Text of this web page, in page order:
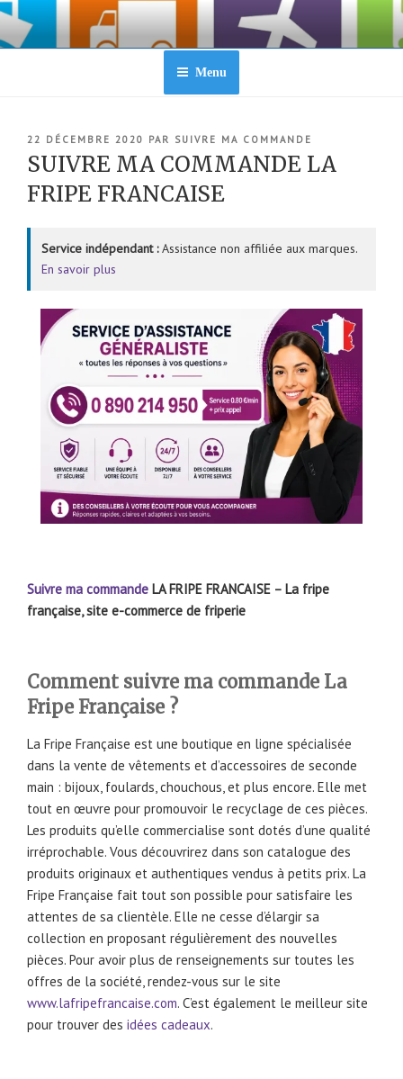
Aller
contenu
Menu
PUBLIÉ
LE
22 DÉCEMBRE 2020 PAR SUIVRE MA COMMANDE
SUIVRE MA COMMANDE LA
FRIPE FRANCAISE
Service indépendant :Assistance non affiliée aux marques.
En savoir plus
Suivre ma commande LA FRIPE FRANCAISE – La fripe
française, site e-commerce de friperie
Comment suivre ma commande La
Fripe Française ?
La Fripe Française est une boutique en ligne spécialisée
dans la vente de vêtements et d’accessoires de seconde
main : bijoux, foulards, chouchous, et plus encore. Elle met
tout en œuvre pour promouvoir le recyclage de ces pièces.
Les produits qu’elle commercialise sont dotés d’une qualité
irréprochable. Vous découvrirez dans son catalogue des
produits originaux et authentiques vendus à petits prix. La
Fripe Française fait tout son possible pour satisfaire les
attentes de sa clientèle. Elle ne cesse d’élargir sa
collection en proposant régulièrement des nouvelles
pièces. Pour avoir plus de renseignements sur toutes les
offres de la société, rendez-vous sur le site
www.lafripefrancaise.com. C’est également le meilleur site
pour trouver des idées cadeaux.